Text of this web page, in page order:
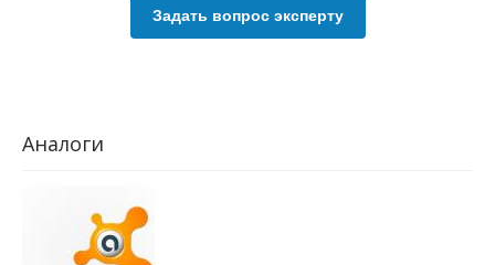
Задать вопрос эксперту
Аналоги